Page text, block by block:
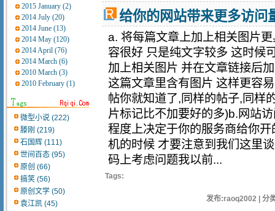
2015 January (2)
2014 July (20)
2014 June (13)
2014 May (120)
2014 April (76)
2014 March (6)
2010 March (3)
2010 February (1)
微型小说 (222)
滕刚 (219)
石国辉 (111)
世间百态 (95)
原创 (66)
搞笑 (56)
原创文学 (50)
袁江凯 (45)
给你的网站带来更多访问
a. 将每篇文章上加上相关图片
容很好 只是纯文字较多 这时候
加上相关图片 并在文章链接后
这篇文章里含有图片 这样更容
帖你就知道了,同样的帖子,同样
片标记比不加要好的多)b.网站
程度上决定于你的服务商给你
机的时候 才要注意到我们这里
码上考虑问题我以前...
Tags:
发布:raoq2002 | 分